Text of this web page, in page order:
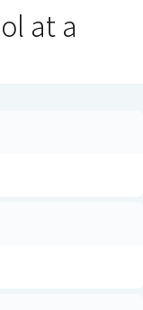
at a